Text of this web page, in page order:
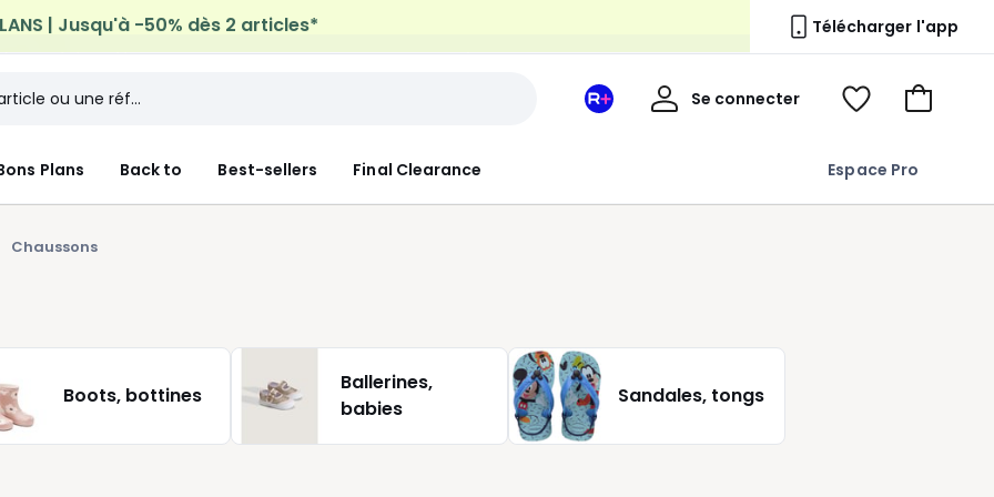
à domicile offerte*sur tous vos achats Mode & Maison Télécharger l'app
Plans Back to Best-sellers Final Clearance Espace Pro
Mon
Se connecter
Mon
Voir
Aller
Chaussons
Boots, bottines
Ballerines,
babies
Sandales, tongs